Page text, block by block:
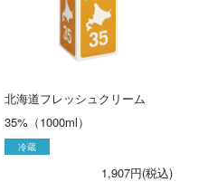
北海道フレッシュクリーム
35%（1000ml）
冷蔵
1,907円(税込)